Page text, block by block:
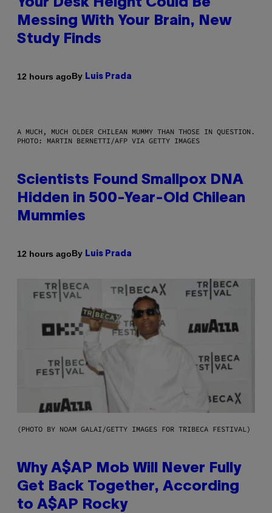
Your Desk Height Could Be
Messing With Your Brain, New
Study Finds
12 hours agoBy Luis Prada
A MUCH, MUCH OLDER CHILEAN MUMMY THAN THOSE IN QUESTION.
PHOTO: MARTIN BERNETTI/AFP VIA GETTY IMAGES
Scientists Found Smallpox DNA
Hidden in 500-Year-Old Chilean
Mummies
12 hours agoBy Luis Prada
(PHOTO BY NOAM GALAI/GETTY IMAGES FOR TRIBECA FESTIVAL)
Why A$AP Mob Will Never Fully
Get Back Together, According
to A$AP Rocky